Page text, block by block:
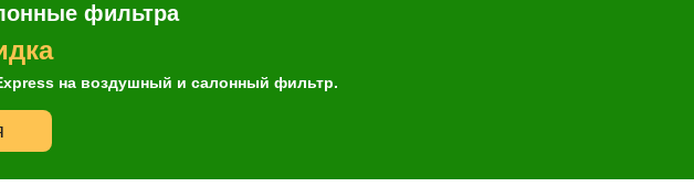
фильтра
на воздушный и салонный фильтр.